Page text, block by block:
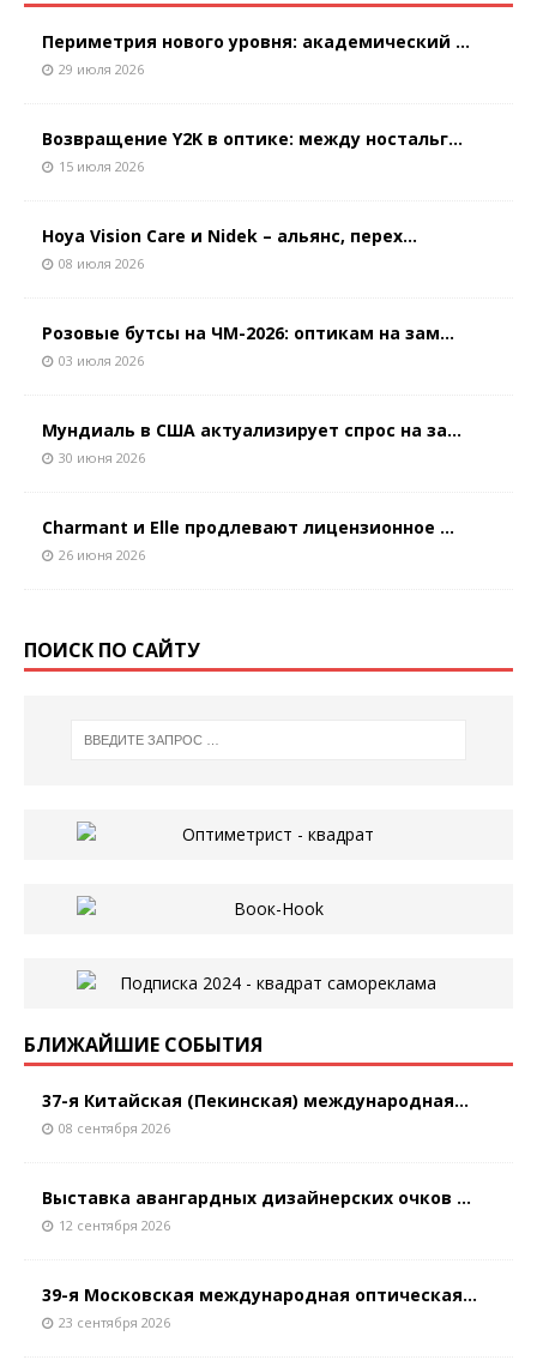
Периметрия нового уровня: академический ...
29 июля 2026
Возвращение Y2K в оптике: между ностальг...
15 июля 2026
Hoya Vision Care и Nidek – альянс, перех...
08 июля 2026
Розовые бутсы на ЧМ-2026: оптикам на зам...
03 июля 2026
Мундиаль в США актуализирует спрос на за...
30 июня 2026
Charmant и Elle продлевают лицензионное ...
26 июня 2026
ПОИСК ПО САЙТУ
БЛИЖАЙШИЕ СОБЫТИЯ
37-я Китайская (Пекинская) международная...
08 сентября 2026
Выставка авангардных дизайнерских очков ...
12 сентября 2026
39-я Московская международная оптическая...
23 сентября 2026